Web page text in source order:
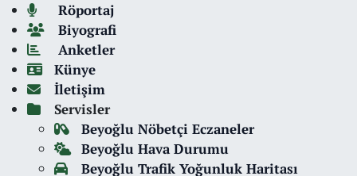
Röportaj
Biyografi
Anketler
Künye
İletişim
Servisler
Beyoğlu Nöbetçi Eczaneler
Beyoğlu Hava Durumu
Beyoğlu Trafik Yoğunluk Haritası